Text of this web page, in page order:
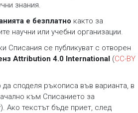
знания.
е безплатно както за
научни или учебни организации.
Списания се публикуват с отворен
Attribution 4.0 International (CC-BY
споделя ръкописа във варианта, в
към Списанието за
). Ако текстът бъде приет, след